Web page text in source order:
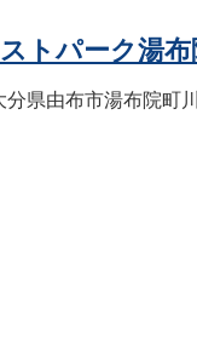
トパーク湯布
分県由布市湯布院町